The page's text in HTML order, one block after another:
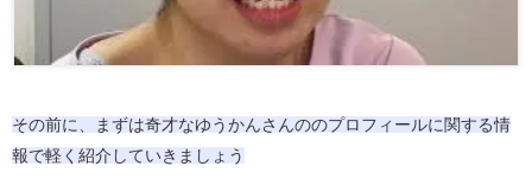
その前に、まずは奇才なゆうかんさんののプロフィールに関する情
報で軽く紹介していきましょう